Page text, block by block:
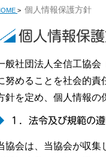
> 個人情報保護方針
個人情報保
般社団法人全信工協会
努めることを社会的責
針を定め、個人情報の
１．法令及び規範の
協会は、当協会が収集